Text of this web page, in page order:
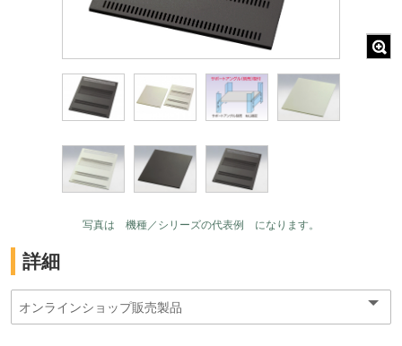
写真は 機種／シリーズの代表例 になります。
詳細